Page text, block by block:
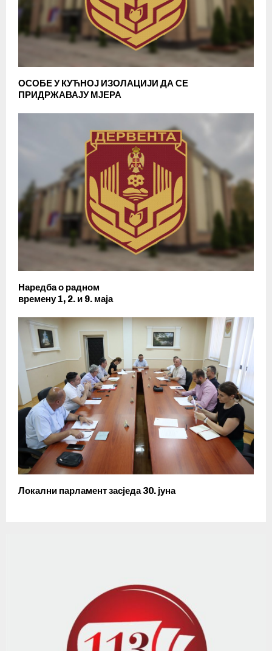
ОСОБЕ У КУЋНОЈ ИЗОЛАЦИЈИ ДА СЕ
ПРИДРЖАВАЈУ МЈЕРА
Наредба о радном
времену 1, 2. и 9. маја
Локални парламент засједа 30. јуна